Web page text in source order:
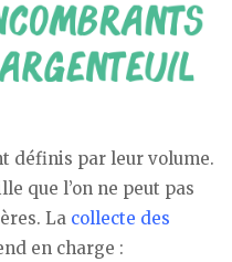
définis par leur volume.
que l’on ne peut pas
La collecte des
en charge :